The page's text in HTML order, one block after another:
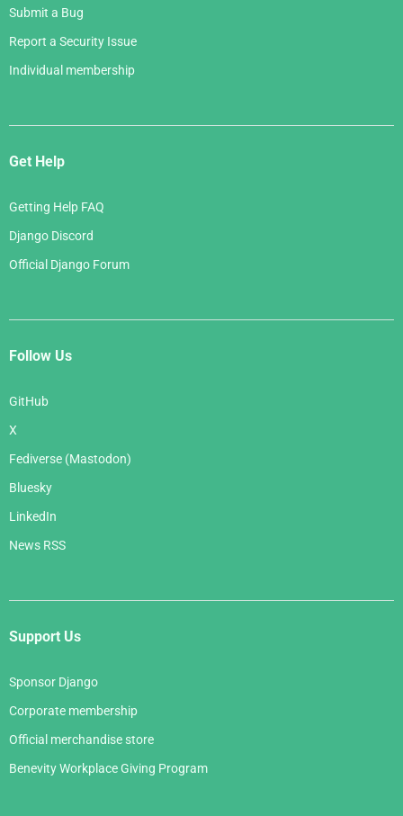
Submit a Bug
Report a Security Issue
Individual membership
Get Help
Getting Help FAQ
Django Discord
Official Django Forum
Follow Us
GitHub
X
Fediverse (Mastodon)
Bluesky
LinkedIn
News RSS
Support Us
Sponsor Django
Corporate membership
Official merchandise store
Benevity Workplace Giving Program